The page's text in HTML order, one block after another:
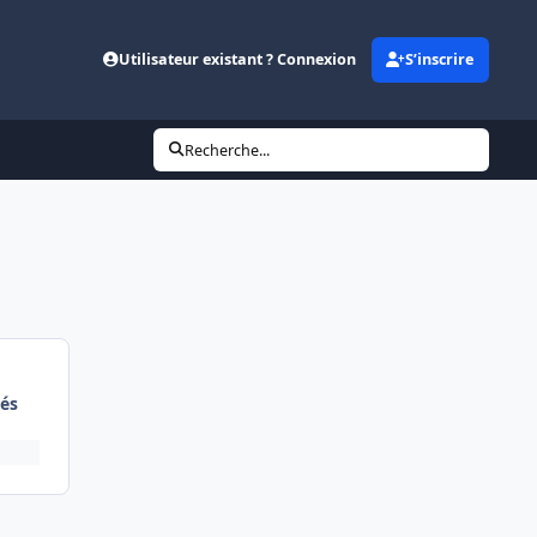
Utilisateur existant ? Connexion S’inscrire
Recherche...